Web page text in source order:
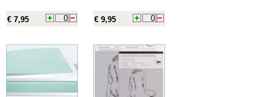
€ 7,95 € 9,95